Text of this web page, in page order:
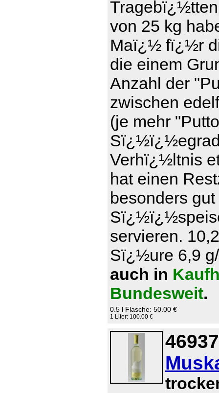
von 25 kg
Maï¿½ fï¿½r
die einem
Anzahl der
zwischen
(je mehr
Verhï¿½ltnis
hat einen
besonders
servieren.
Sï¿½ure 6,9
auch in
Bundesweit.
0.5 l Flasche: 50.00 €
1 Liter: 100.00 €